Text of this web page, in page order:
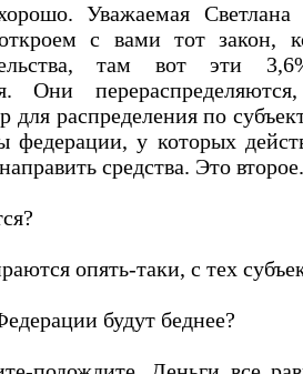
Уважаемая Светлана
с вами тот закон,
там вот эти
Они
для распределения по
федерации, у которых
средства. Это второе.
опять-таки, с тех
будут беднее?